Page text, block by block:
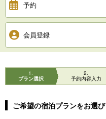
予約
会員登録
1
プラン選択
2
予約内容入力
ご希望の宿泊プランをお選び